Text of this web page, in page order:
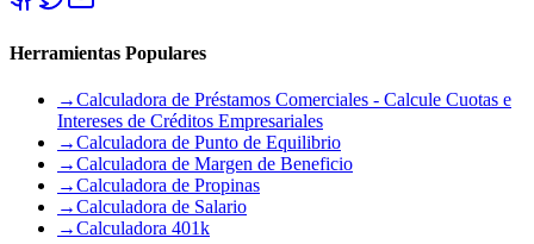
Herramientas Populares
→Calculadora de Préstamos Comerciales - Calcule Cuotas e
Intereses de Créditos Empresariales
→Calculadora de Punto de Equilibrio
→Calculadora de Margen de Beneficio
→Calculadora de Propinas
→Calculadora de Salario
→Calculadora 401k